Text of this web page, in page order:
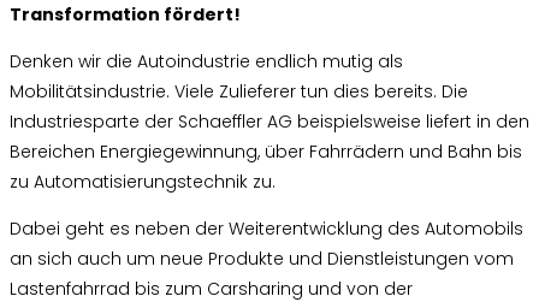
Transformation fördert!
Denken wir die Autoindustrie endlich mutig als
Mobilitätsindustrie. Viele Zulieferer tun dies bereits. Die
Industriesparte der Schaeffler AG beispielsweise liefert in den
Bereichen Energiegewinnung, über Fahrrädern und Bahn bis
zu Automatisierungstechnik zu.
Dabei geht es neben der Weiterentwicklung des Automobils
an sich auch um neue Produkte und Dienstleistungen vom
Lastenfahrrad bis zum Carsharing und von der